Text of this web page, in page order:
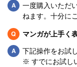
Q
一度購入いただ
ねます。十分に
Qマンガが上手く
Q
下記操作をお試
※ すでにお試し